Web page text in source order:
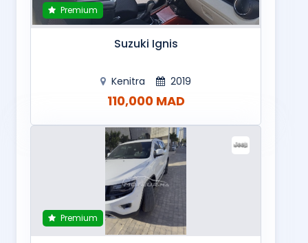
Premium
Suzuki Ignis
Kenitra 2019
110,000 MAD
Premium